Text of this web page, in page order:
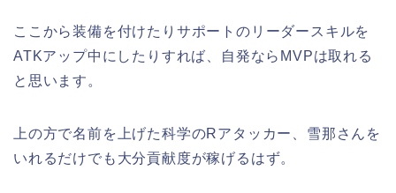
ここから装備を付けたりサポートのリーダースキルを
ATKアップ中にしたりすれば、自発ならMVPは取れる
と思います。
上の方で名前を上げた科学のRアタッカー、雪那さんを
いれるだけでも大分貢献度が稼げるはず。